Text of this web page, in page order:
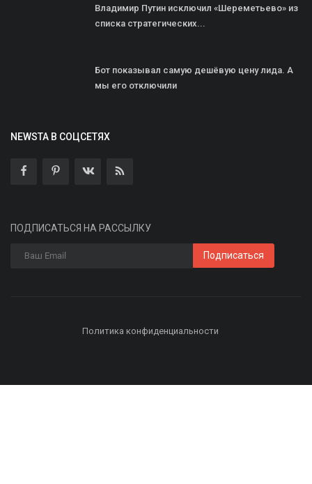
Владимир Путин исключил «Шереметьево» из
списка стратегических...
Бот показывал самую дешёвую цену лида. А
мы его отключили
NEWSTA В СОЦСЕТЯХ
ПОДПИСАТЬСЯ НА РАССЫЛКУ
Подписаться
Политика конфиденциальности